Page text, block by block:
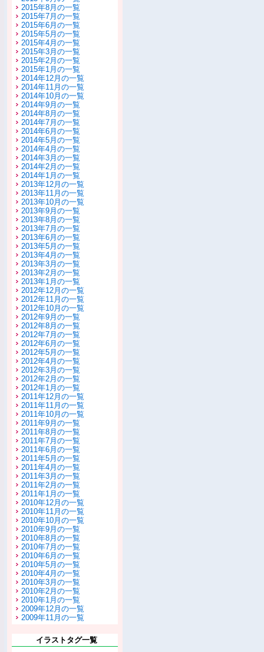
2015年8月の一覧
2015年7月の一覧
2015年6月の一覧
2015年5月の一覧
2015年4月の一覧
2015年3月の一覧
2015年2月の一覧
2015年1月の一覧
2014年12月の一覧
2014年11月の一覧
2014年10月の一覧
2014年9月の一覧
2014年8月の一覧
2014年7月の一覧
2014年6月の一覧
2014年5月の一覧
2014年4月の一覧
2014年3月の一覧
2014年2月の一覧
2014年1月の一覧
2013年12月の一覧
2013年11月の一覧
2013年10月の一覧
2013年9月の一覧
2013年8月の一覧
2013年7月の一覧
2013年6月の一覧
2013年5月の一覧
2013年4月の一覧
2013年3月の一覧
2013年2月の一覧
2013年1月の一覧
2012年12月の一覧
2012年11月の一覧
2012年10月の一覧
2012年9月の一覧
2012年8月の一覧
2012年7月の一覧
2012年6月の一覧
2012年5月の一覧
2012年4月の一覧
2012年3月の一覧
2012年2月の一覧
2012年1月の一覧
2011年12月の一覧
2011年11月の一覧
2011年10月の一覧
2011年9月の一覧
2011年8月の一覧
2011年7月の一覧
2011年6月の一覧
2011年5月の一覧
2011年4月の一覧
2011年3月の一覧
2011年2月の一覧
2011年1月の一覧
2010年12月の一覧
2010年11月の一覧
2010年10月の一覧
2010年9月の一覧
2010年8月の一覧
2010年7月の一覧
2010年6月の一覧
2010年5月の一覧
2010年4月の一覧
2010年3月の一覧
2010年2月の一覧
2010年1月の一覧
2009年12月の一覧
2009年11月の一覧
イラストタグ一覧